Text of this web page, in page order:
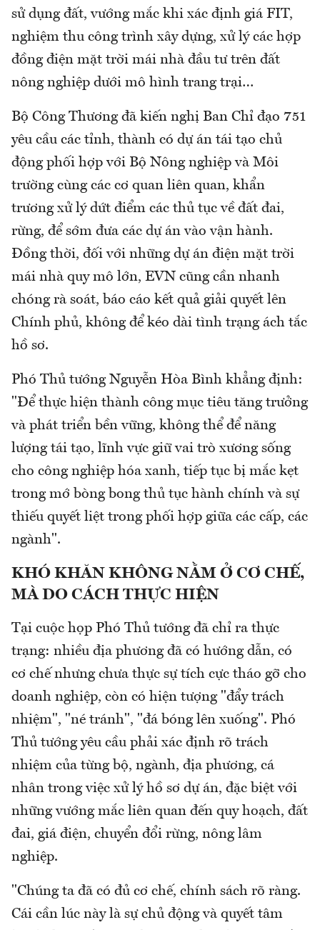
sử dụng đất, vướng mắc khi xác định giá FIT,
nghiệm thu công trình xây dựng, xử lý các hợp
đồng điện mặt trời mái nhà đầu tư trên đất
nông nghiệp dưới mô hình trang trại…
Bộ Công Thương đã kiến nghị Ban Chỉ đạo 751
yêu cầu các tỉnh, thành có dự án tái tạo chủ
động phối hợp với Bộ Nông nghiệp và Môi
trường cùng các cơ quan liên quan, khẩn
trương xử lý dứt điểm các thủ tục về đất đai,
rừng, để sớm đưa các dự án vào vận hành.
Đồng thời, đối với những dự án điện mặt trời
mái nhà quy mô lớn, EVN cũng cần nhanh
chóng rà soát, báo cáo kết quả giải quyết lên
Chính phủ, không để kéo dài tình trạng ách tắc
hồ sơ.
Phó Thủ tướng Nguyễn Hòa Bình khẳng định:
"Để thực hiện thành công mục tiêu tăng trưởng
và phát triển bền vững, không thể để năng
lượng tái tạo, lĩnh vực giữ vai trò xương sống
cho công nghiệp hóa xanh, tiếp tục bị mắc kẹt
trong mớ bòng bong thủ tục hành chính và sự
thiếu quyết liệt trong phối hợp giữa các cấp, các
ngành".
KHÓ KHĂN KHÔNG NẰM Ở CƠ CHẾ,
MÀ DO CÁCH THỰC HIỆN
Tại cuộc họp Phó Thủ tướng đã chỉ ra thực
trạng: nhiều địa phương đã có hướng dẫn, có
cơ chế nhưng chưa thực sự tích cực tháo gỡ cho
doanh nghiệp, còn có hiện tượng "đẩy trách
nhiệm", "né tránh", "đá bóng lên xuống". Phó
Thủ tướng yêu cầu phải xác định rõ trách
nhiệm của từng bộ, ngành, địa phương, cá
nhân trong việc xử lý hồ sơ dự án, đặc biệt với
những vướng mắc liên quan đến quy hoạch, đất
đai, giá điện, chuyển đổi rừng, nông lâm
nghiệp.
"Chúng ta đã có đủ cơ chế, chính sách rõ ràng.
Cái cần lúc này là sự chủ động và quyết tâm